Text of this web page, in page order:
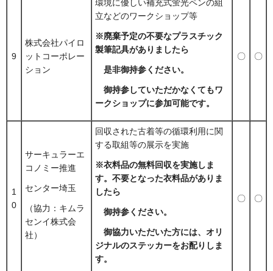
9
株式会社パイロ
ットコーポレー
ション
環境に優しい補充式蛍光ペンの組
立などのワークショップ等
※廃棄予定の不要なプラスチック
製筆記具がありましたら
是非御持参ください。
御持参していただかなくてもワ
ークショップに参加可能です。
〇 〇
1
0
サーキュラーエ
コノミー推進
センター埼玉
（協力：キムラ
センイ株式会
社）
回収された古着等の循環利用に関
する取組等の展示を実施
※衣料品の無料回収を実施しま
す。不要となった衣料品がありま
したら
御持参ください。
御協力いただいた方には、オリ
ジナルのステッカーをお配りしま
す。
〇 〇